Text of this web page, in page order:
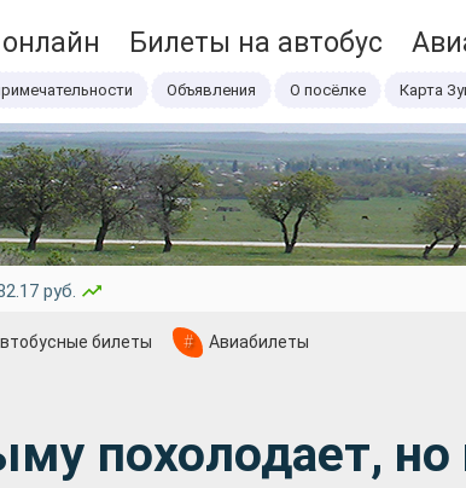
Билеты на автобус
Объявления О посёлке Карта
руб.
билеты # Авиабилеты
похолодает, но